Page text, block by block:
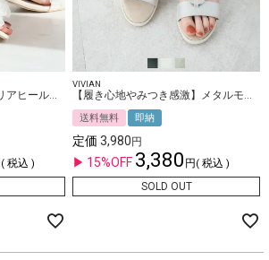
シアーフリルフラワークリアヒールストラップサンダル
税込
VIVIAN
【履き心地やみつき感激】メタルモチーフウェッジ感激サンダル
送料無料 即納
定価 3,980
15%OFF 3,380
税込
SOLD OUT